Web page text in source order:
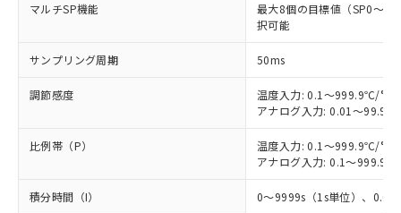
マルチSP機能
最大8個の目標値（SP0～
択可能
サンプリング周期 50ms
調節感度
温度入力: 0.1～999.9℃/°F
アナログ入力: 0.01～
比例帯（P）
温度入力: 0.1～999.9℃/°F
アナログ入力: 0.1～
積分時間（I） 0～9999s（1s単位）、0.0